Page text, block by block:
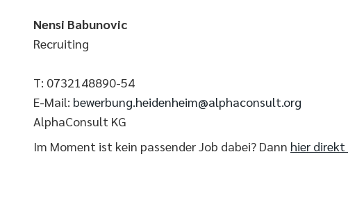
Nensi Babunovic
Recruiting
T: 0732148890-54
E-Mail: bewerbung.heidenheim@alphaconsult.org
AlphaConsult KG
Im Moment ist kein passender Job dabei? Dann hier direkt